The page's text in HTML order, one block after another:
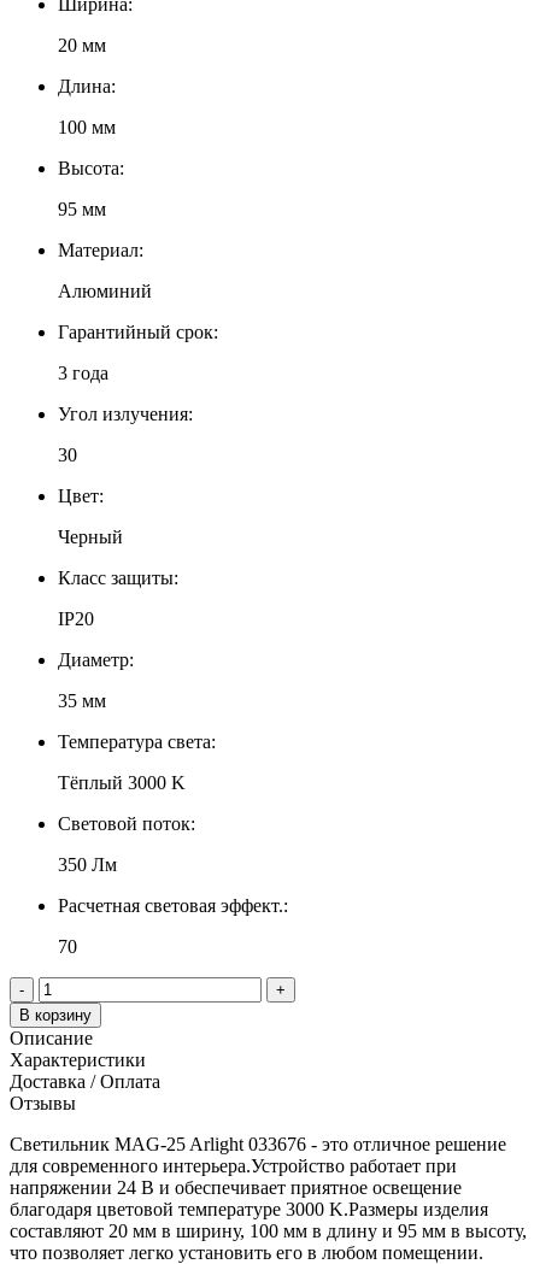
20 мм
Длина:
100 мм
Высота:
95 мм
Материал:
Алюминий
Гарантийный срок:
3 года
Угол излучения:
30
Цвет:
Черный
Класс защиты:
IP20
Диаметр:
35 мм
Температура света:
Тёплый 3000 K
Световой поток:
350 Лм
Расчетная световая эффект.:
70
-
+
В корзину
Описание
Характеристики
Доставка / Оплата
Отзывы
Светильник MAG-25 Arlight 033676 - это отличное решение
для современного интерьера.Устройство работает при
напряжении 24 В и обеспечивает приятное освещение
благодаря цветовой температуре 3000 K.Размеры изделия
составляют 20 мм в ширину, 100 мм в длину и 95 мм в высоту,
что позволяет легко установить его в любом помещении.